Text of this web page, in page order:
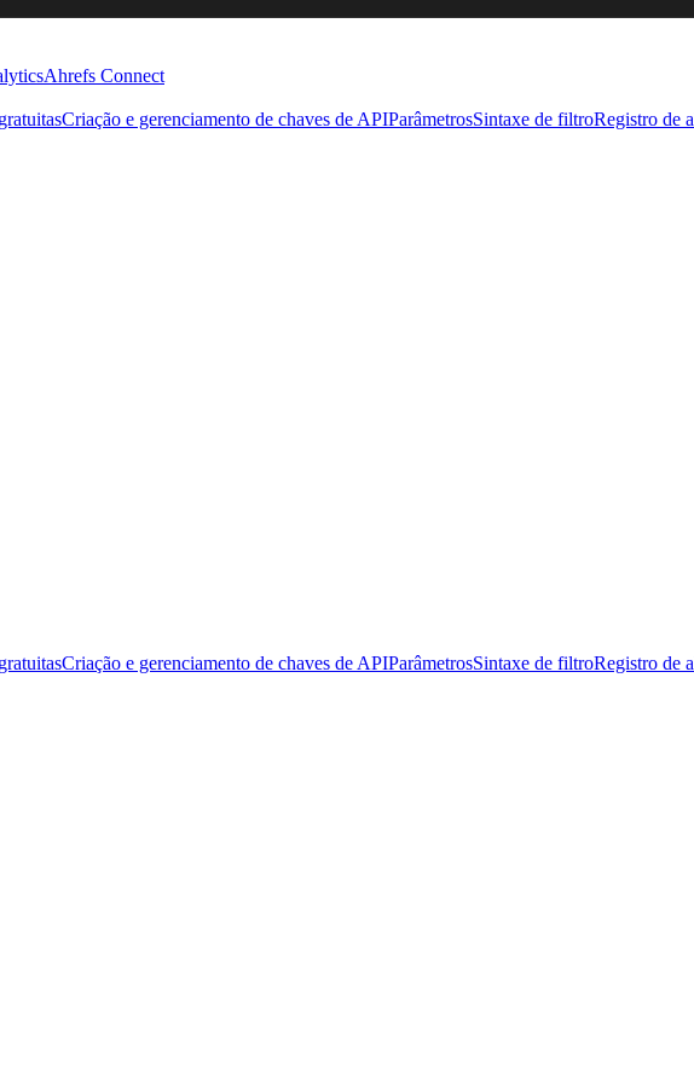
Ahrefs Connect
Criação e gerenciamento de chaves de APIParâmetrosSintaxe de filtroRegistro de
Criação e gerenciamento de chaves de APIParâmetrosSintaxe de filtroRegistro de